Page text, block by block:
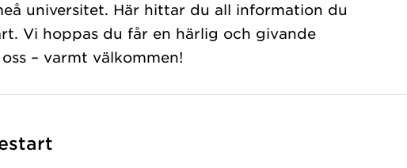
universitet. Här hittar du all information du
Vi hoppas du får en härlig och givande
– varmt välkommen!